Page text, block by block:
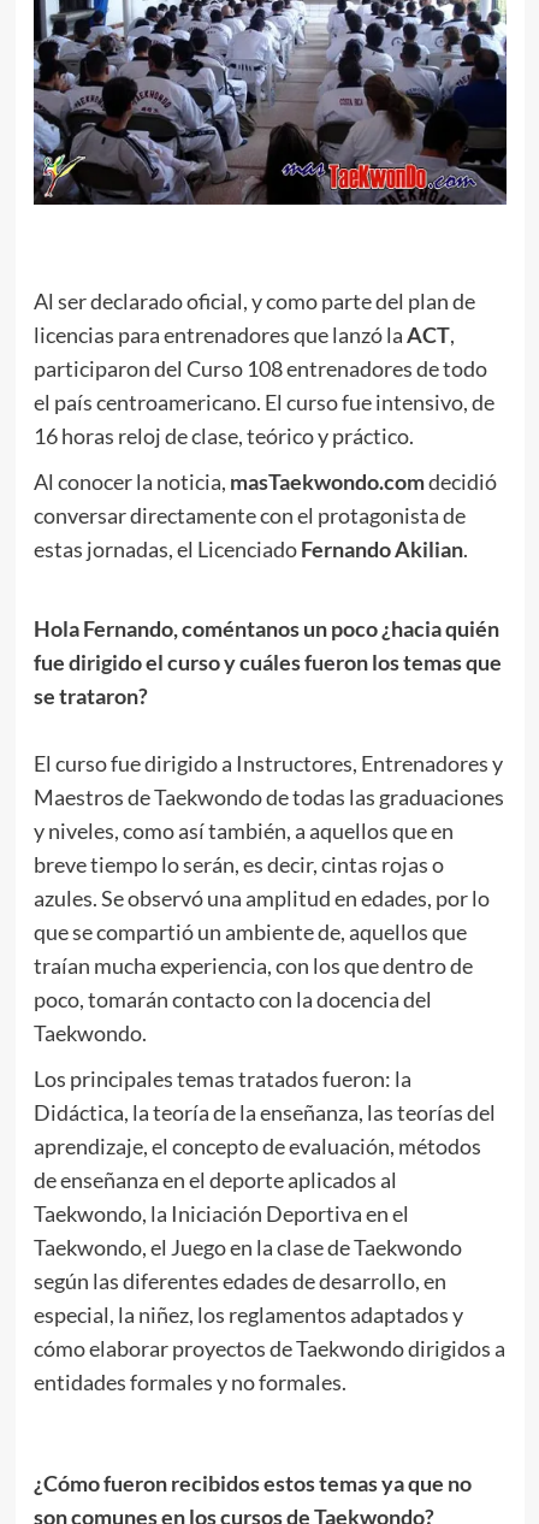
Al ser declarado oficial, y como parte del plan de
licencias para entrenadores que lanzó laACT,
participaron del Curso 108 entrenadores de todo
el país centroamericano. El curso fue intensivo, de
16 horas reloj de clase, teórico y práctico.
Al conocer la noticia, masTaekwondo.comdecidió
conversar directamente con el protagonista de
estas jornadas, el LicenciadoFernando Akilian.
Hola Fernando, coméntanos un poco ¿hacia quién
fue dirigido el curso y cuáles fueron los temas que
se trataron?
El curso fue dirigido a Instructores, Entrenadores y
Maestros de Taekwondo de todas las graduaciones
y niveles, como así también, a aquellos que en
breve tiempo lo serán, es decir, cintas rojas o
azules. Se observó una amplitud en edades, por lo
que se compartió un ambiente de, aquellos que
traían mucha experiencia, con los que dentro de
poco, tomarán contacto con la docencia del
Taekwondo.
Los principales temas tratados fueron: la
Didáctica, la teoría de la enseñanza, las teorías del
aprendizaje, el concepto de evaluación, métodos
de enseñanza en el deporte aplicados al
Taekwondo, la Iniciación Deportiva en el
Taekwondo, el Juego en la clase de Taekwondo
según las diferentes edades de desarrollo, en
especial, la niñez, los reglamentos adaptados y
cómo elaborar proyectos de Taekwondo dirigidos a
entidades formales y no formales.
¿Cómo fueron recibidos estos temas ya que no
son comunes en los cursos de Taekwondo?